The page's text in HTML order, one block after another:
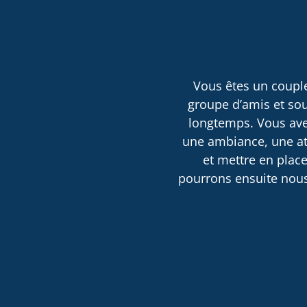
Vous êtes un
groupe d’amis et
longtemps. Vous
une ambiance, une
et mettre en
pourrons ensuite